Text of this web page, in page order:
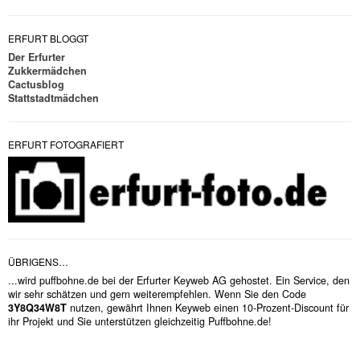
ERFURT BLOGGT
Der Erfurter
Zukkermädchen
Cactusblog
Stattstadtmädchen
ERFURT FOTOGRAFIERT
ÜBRIGENS…
...wird puffbohne.de bei der Erfurter Keyweb AG gehostet. Ein Service, den
wir sehr schätzen und gern weiterempfehlen. Wenn Sie den Code
3Y8Q34W8T nutzen, gewährt Ihnen Keyweb einen 10-Prozent-Discount für
ihr Projekt und Sie unterstützen gleichzeitig Puffbohne.de!